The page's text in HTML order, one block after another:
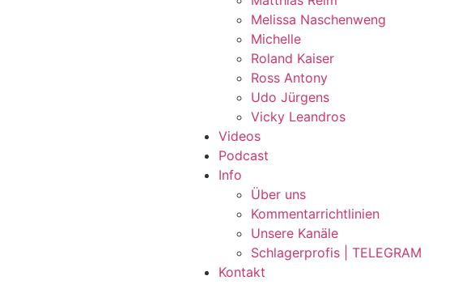
Melissa Naschenweng
Michelle
Roland Kaiser
Ross Antony
Udo Jürgens
Vicky Leandros
Videos
Podcast
Info
Über uns
Kommentarrichtlinien
Unsere Kanäle
Schlagerprofis | TELEGRAM
Kontakt